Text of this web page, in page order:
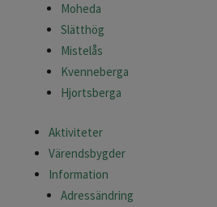
Moheda
Slätthög
Mistelås
Kvenneberga
Hjortsberga
Aktiviteter
Värendsbygder
Information
Adressändring